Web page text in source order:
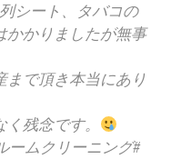
シート、タバコの
かかりましたが無事
まで頂き本当にあり
残念です。
ームクリーニング#